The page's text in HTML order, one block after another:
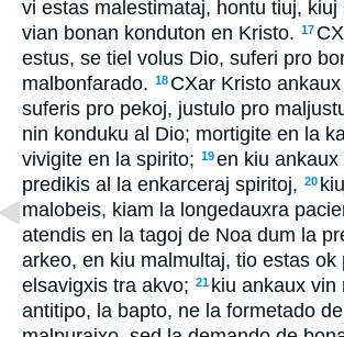
vi estas malestimataj, hontu tiuj, kiuj
vian bonan konduton en Kristo. 17
estus, se tiel volus Dio, suferi pro
malbonfarado. 18 CXar Kristo
suferis pro pekoj, justulo pro
nin konduku al Dio; mortigite en la
vivigite en la spirito; 19en kiu ankaux
predikis al la enkarceraj spiritoj, 20
malobeis, kiam la longedauxra
atendis en la tagoj de Noa dum la
arkeo, en kiu malmultaj, tio estas ok
elsavigxis tra akvo; 21 kiu ankaux vin
antitipo, la bapto, ne la formetado